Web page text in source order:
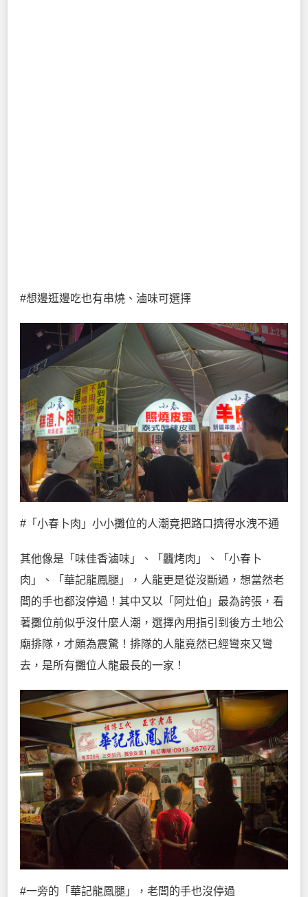
#想邊逛邊吃也有串燒、滷味可選擇
#「小春卜肉」小小攤位的人潮竟把路口擠得水洩不通
其他像是「味佳香滷味」、「龘烤肉」、「小春卜
肉」、「華記龍鳳腿」，人龍更是從沒斷過，想當然老
闆的手也都沒停過！其中又以「阿灶伯」最為誇張，看
著攤位前似乎沒什麼人潮，選擇內用指引到後方土地公
廟排隊，才頗為震驚！排隊的人龍竟然已經彎來又彎
去，是所有攤位人龍最長的一家！
#一旁的「華記龍鳳腿」，老闆的手也沒停過